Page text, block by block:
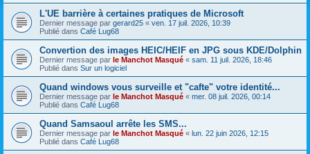
L'UE barrière à certaines pratiques de Microsoft
Dernier message par gerard25 « ven. 17 juil. 2026, 10:39
Publié dans Café Lug68
Convertion des images HEIC/HEIF en JPG sous KDE/Dolphin
Dernier message par le Manchot Masqué « sam. 11 juil. 2026, 18:46
Publié dans Sur un logiciel
Quand windows vous surveille et "cafte" votre identité...
Dernier message par le Manchot Masqué « mer. 08 juil. 2026, 00:14
Publié dans Café Lug68
Quand Samsaoul arrête les SMS...
Dernier message par le Manchot Masqué « lun. 22 juin 2026, 12:15
Publié dans Café Lug68